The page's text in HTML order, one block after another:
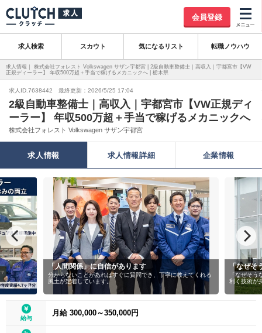
会員登録
求人検索 スカウト 気になるリスト 転職ノウハウ
求人情報｜ 株式会社フォレスト Volkswagen サザン宇都宮 | 2級自動車整備士｜高収入｜宇都宮市【VW
正規ディーラー】 年収500万超＋手当で稼げるメカニックへ | 栃木県
求人ID.7638442 最終更新：2026/5/25 17:04
2級自動車整備士｜高収入｜宇都宮市【VW正規ディ
ーラー】 年収500万超＋手当で稼げるメカニックへ
株式会社フォレスト Volkswagen サザン宇都宮
求人情報 求人情報詳細 企業情報
「人間関係」に自信があります
分からないことがあればすぐに質問でき、丁寧に教えてくれる
風土が定着しています。
「なぜ
「なぜそ
利く技術が
給与
月給 300,000～350,000円